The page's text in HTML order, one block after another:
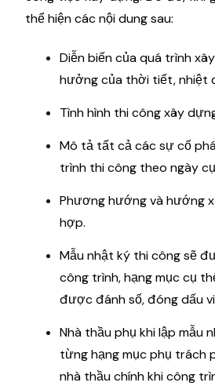
thể hiện các nội dung sau:
Diễn biến của quá trình
hưởng của thời tiết, nhiệt
Tình hình thi công xây
Mô tả tất cả các sự cố
trình thi công theo ngày
Phương hướng và hướng
hợp.
Mẫu nhật ký thi công sẽ
công trình, hạng mục cụ
được đánh số, đóng dấu
Nhà thầu phụ khi lập mẫu
từng hạng mục phụ trách
nhà thầu chính khi công